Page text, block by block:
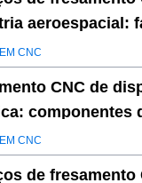
aeroespacial:
de asa leves
CNC
CNC de
componentes
CNC
de fresamento